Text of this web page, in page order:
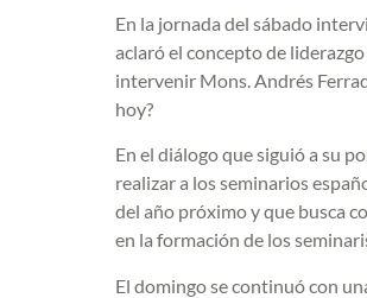
En la jornada del sábado
aclaró el concepto de
intervenir Mons. Andrés
hoy?
En el diálogo que siguió a su
realizar a los seminarios
del año próximo y que busca
en la formación de los
El domingo se continuó con